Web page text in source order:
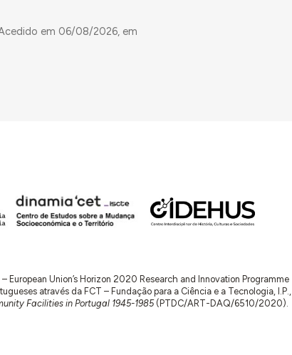
em 06/08/2026, em
European Union’s Horizon 2020 Research and Innovation Programme
através da FCT – Fundação para a Ciência e a Tecnologia, I.P.,
Facilities in Portugal 1945-1985(PTDC/ART-DAQ/6510/2020).